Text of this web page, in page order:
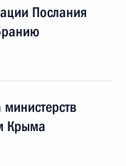
Послания
Крыма